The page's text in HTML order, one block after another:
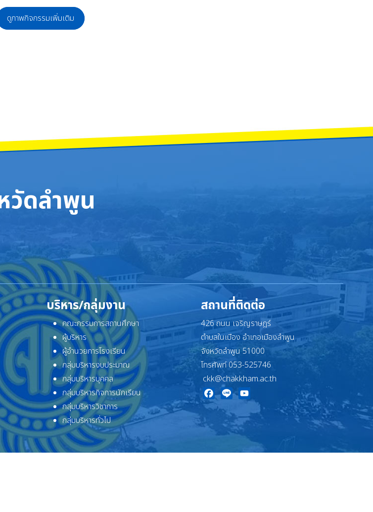
ดูภาพกิจกรรมเพิ่มเติม
วัดลำพูน วันศุกร์ที่ 31 ตุลาคม 2568 โรงเรียนจักรคำคณาทร จังหวัดลำพูน ได้จัดพิธีมอบรางวัลชนะเลิศการแข่งขันศิลปหัตถกรรมนักเรีย
เพ็ญกุศลสัตตมวาร 7 วัน เพื่ออุทิศถวายเป็นพระราชกุศลสมเด็จพระนางเจ้าสิริกิติ์ พระบรมราชินีนาถ พระบรมราชชนนีพันปีหลวง ผู้บริหาร
วัดลำพูน
บริหาร/กลุ่มงาน
คณะกรรมการสถานศึกษา
ผู้บริหาร
ผู้อำนวยการโรงเรียน
กลุ่มบริหารงบประมาณ
กลุ่มบริหารบุคคล
กลุ่มบริหารกิจการนักเรียน
กลุ่มบริหารวิชาการ
กลุ่มบริหารทั่วไป
สถานที่ติดต่อ
426 ถนน เจริญราษฎร์
ตำบลในเมือง อำเภอเมืองลำพูน
จังหวัดลำพูน 51000
โทรศัพท์ 053-525746
ckk@chakkham.ac.th
Facebook YouTube